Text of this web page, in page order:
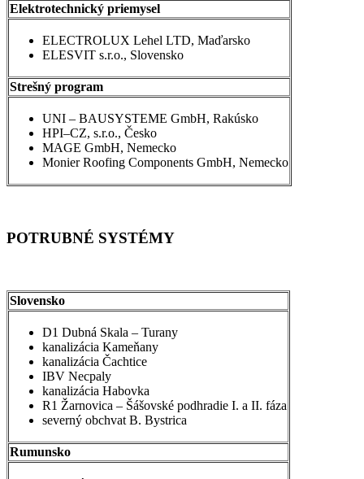
Elektrotechnický priemysel
ELECTROLUX Lehel LTD, Maďarsko
ELESVIT s.r.o., Slovensko
Strešný program
UNI – BAUSYSTEME GmbH, Rakúsko
HPI–CZ, s.r.o., Česko
MAGE GmbH, Nemecko
Monier Roofing Components GmbH, Nemecko
POTRUBNÉ SYSTÉMY
Slovensko
D1 Dubná Skala – Turany
kanalizácia Kameňany
kanalizácia Čachtice
IBV Necpaly
kanalizácia Habovka
R1 Žarnovica – Šášovské podhradie I. a II. fáza
severný obchvat B. Bystrica
Rumunsko